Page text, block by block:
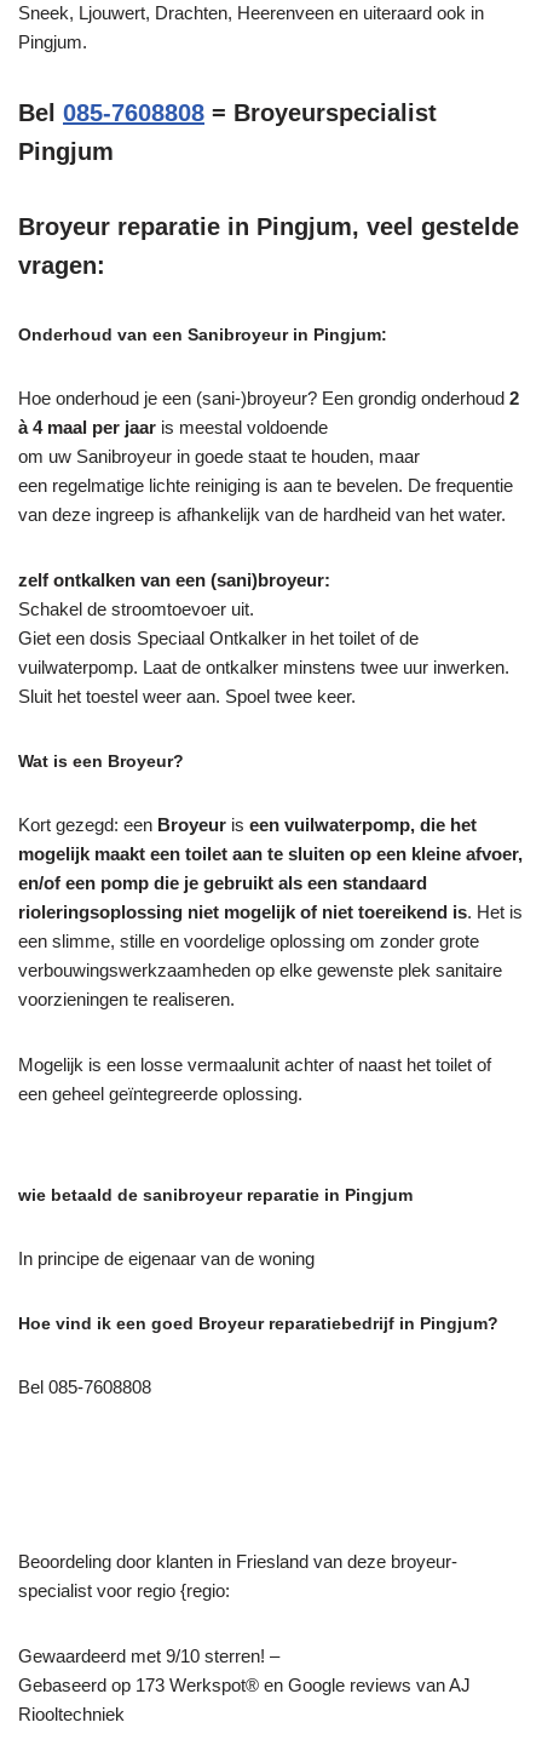
Sneek, Ljouwert, Drachten, Heerenveen en uiteraard ook in
Pingjum.
Bel 085-7608808 = Broyeurspecialist
Pingjum
Broyeur reparatie in Pingjum, veel gestelde
vragen:
Onderhoud van een Sanibroyeur in Pingjum:
Hoe onderhoud je een (sani-)broyeur? Een grondig onderhoud 2
à 4 maal per jaar is meestal voldoende
om uw Sanibroyeur in goede staat te houden, maar
een regelmatige lichte reiniging is aan te bevelen. De frequentie
van deze ingreep is afhankelijk van de hardheid van het water.
zelf ontkalken van een (sani)broyeur:
Schakel de stroomtoevoer uit.
Giet een dosis Speciaal Ontkalker in het toilet of de
vuilwaterpomp. Laat de ontkalker minstens twee uur inwerken.
Sluit het toestel weer aan. Spoel twee keer.
Wat is een Broyeur?
Kort gezegd: een Broyeur is een vuilwaterpomp, die het
mogelijk maakt een toilet aan te sluiten op een kleine afvoer,
en/of een pomp die je gebruikt als een standaard
rioleringsoplossing niet mogelijk of niet toereikend is. Het is
een slimme, stille en voordelige oplossing om zonder grote
verbouwingswerkzaamheden op elke gewenste plek sanitaire
voorzieningen te realiseren.
Mogelijk is een losse vermaalunit achter of naast het toilet of
een geheel geïntegreerde oplossing.
wie betaald de sanibroyeur reparatie in Pingjum
In principe de eigenaar van de woning
Hoe vind ik een goed Broyeur reparatiebedrijf in Pingjum?
Bel 085-7608808
Beoordeling door klanten in Friesland van deze broyeur-
specialist voor regio {regio:
Gewaardeerd met 9/10 sterren! –
Gebaseerd op 173 Werkspot® en Google reviews van AJ
Riooltechniek